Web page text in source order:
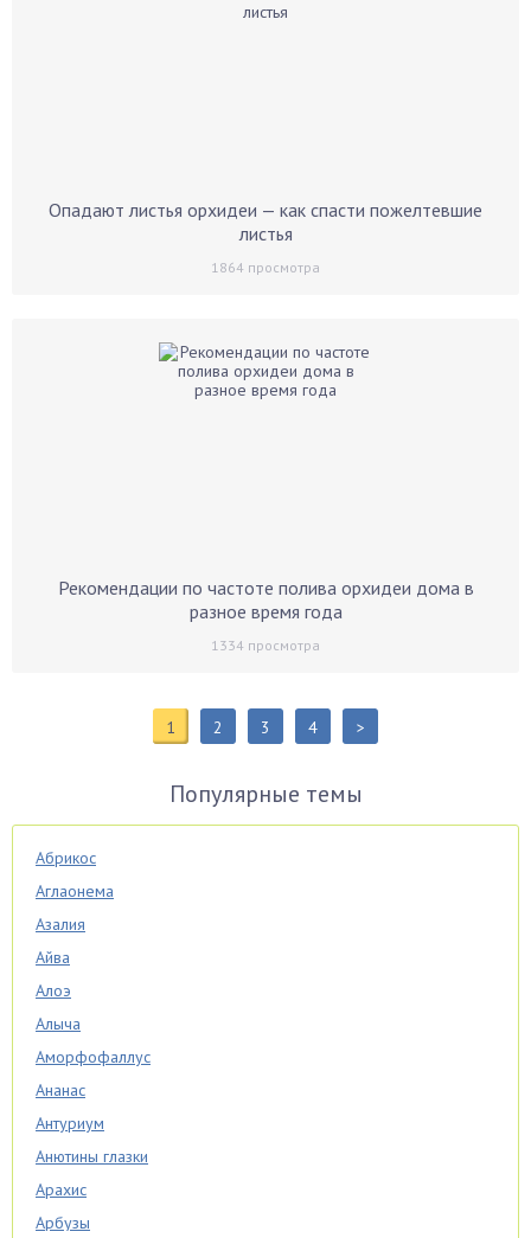
Опадают листья орхидеи — как спасти пожелтевшие
листья
1864 просмотра
Рекомендации по частоте полива орхидеи дома в
разное время года
1334 просмотра
1 2 3 4 >
Популярные темы
Абрикос
Аглаонема
Азалия
Айва
Алоэ
Алыча
Аморфофаллус
Ананас
Антуриум
Анютины глазки
Арахис
Арбузы